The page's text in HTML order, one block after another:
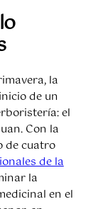
la
de un
el
Con la
de cuatro
de la
la
en el